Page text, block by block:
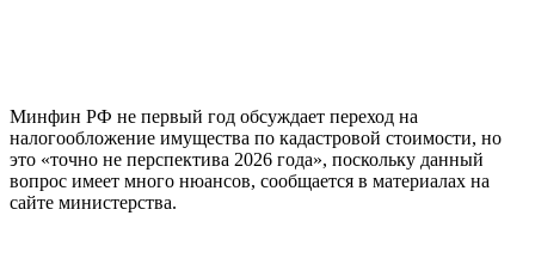
Минфин РФ не первый год обсуждает переход на
налогообложение имущества по кадастровой стоимости, но
это «точно не перспектива 2026 года», поскольку данный
вопрос имеет много нюансов, сообщается в материалах на
сайте министерства.